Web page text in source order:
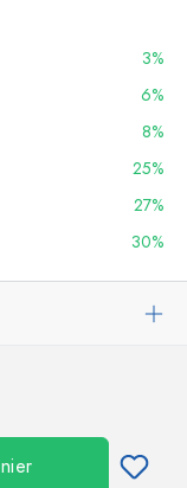
3%
6%
8%
25%
27%
30%